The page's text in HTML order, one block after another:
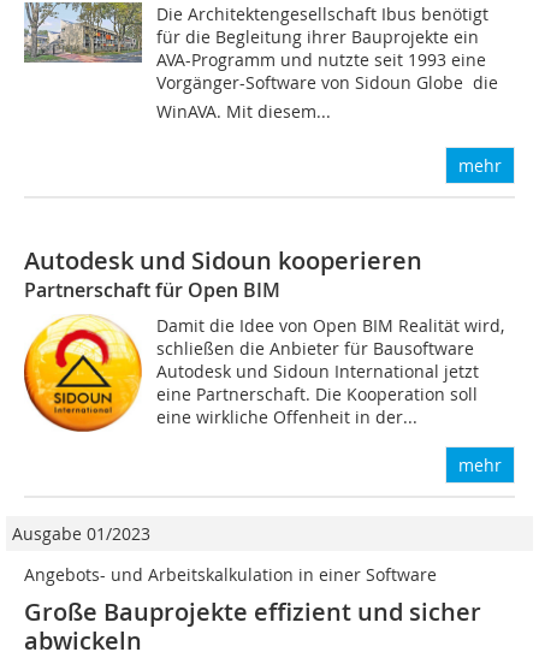
Die Architektengesellschaft Ibus benötigt
für die Begleitung ihrer Bauprojekte ein
AVA-Programm und nutzte seit 1993 eine
Vorgänger-Software von Sidoun Globe  die
WinAVA. Mit diesem...
mehr
Autodesk und Sidoun kooperieren
Partnerschaft für Open BIM
Damit die Idee von Open BIM Realität wird,
schließen die Anbieter für Bausoftware
Autodesk und Sidoun International jetzt
eine Partnerschaft. Die Kooperation soll
eine wirkliche Offenheit in der...
mehr
Ausgabe 01/2023
Angebots- und Arbeitskalkulation in einer Software
Große Bauprojekte effizient und sicher
abwickeln